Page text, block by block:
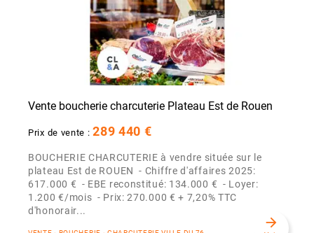
Vente boucherie charcuterie Plateau Est de Rouen
Prix de vente :289 440 €
BOUCHERIE CHARCUTERIE à vendre située sur le
plateau Est de ROUEN - Chiffre d'affaires 2025:
617.000 € - EBE reconstitué: 134.000 € - Loyer:
1.200 €/mois - Prix: 270.000 € + 7,20% TTC
d'honorair...
arrow_forward